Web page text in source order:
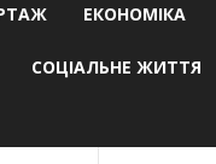
ЕКОНОМІКА
СОЦІАЛЬНЕ ЖИТТЯ